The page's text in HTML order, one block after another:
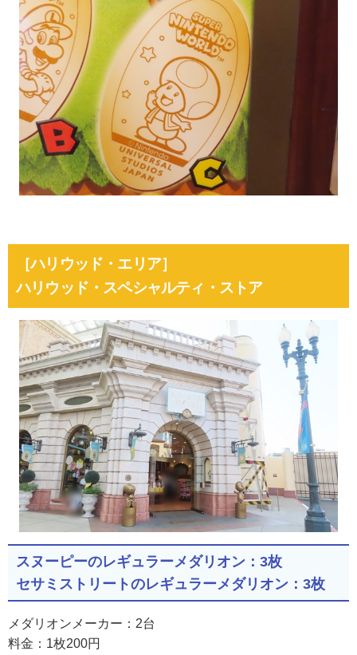
［ハリウッド・エリア］
ハリウッド・スペシャルティ・ストア
スヌーピーのレギュラーメダリオン：3枚
セサミストリートのレギュラーメダリオン：3枚
メダリオンメーカー：2台
料金：1枚200円